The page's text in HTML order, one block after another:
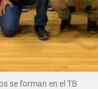
se forman en el TB